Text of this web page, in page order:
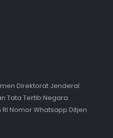
Direktorat Jenderal
Tata Tertib Negara
Nomor Whatsapp Ditjen